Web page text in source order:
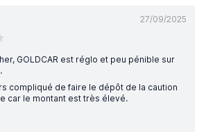
27/09/2025
GOLDCAR est réglo et peu pénible sur
compliqué de faire le dépôt de la caution
car le montant est très élevé.